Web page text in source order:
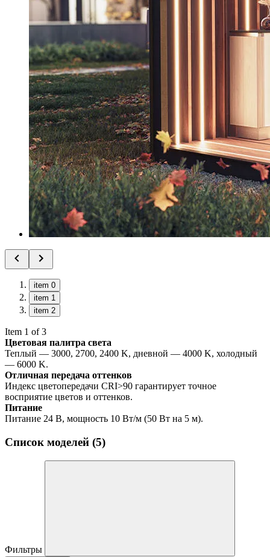
item 0
item 1
item 2
Item 1 of 3
Цветовая палитра света
Теплый — 3000, 2700, 2400 K, дневной — 4000 K, холодный
— 6000 K.
Отличная передача оттенков
Индекс цветопередачи CRI>90 гарантирует точное
восприятие цветов и оттенков.
Питание
Питание 24 В, мощность 10 Вт/м (50 Вт на 5 м).
Список моделей (5)
Фильтры